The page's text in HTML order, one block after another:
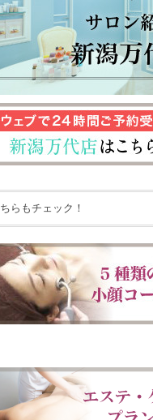
らもチェック！